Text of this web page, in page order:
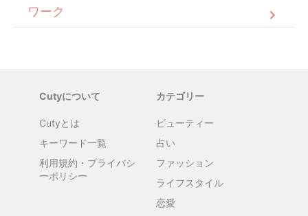
ワーク
Cutyについて
Cutyとは
キーワード一覧
利用規約・プライバシ
ーポリシー
カテゴリー
ビューティー
占い
ファッション
ライフスタイル
恋愛